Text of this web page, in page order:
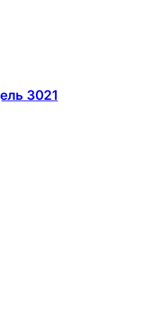
3021